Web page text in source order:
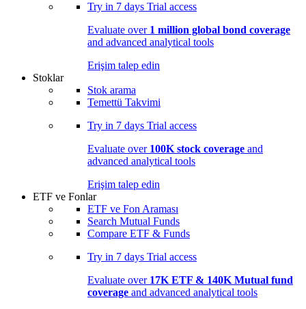
Try in 7 days Trial access
Evaluate over 1 million global bond coverage
and advanced analytical tools
Erişim talep edin
Stoklar
Stok arama
Temettü Takvimi
Try in 7 days Trial access
Evaluate over 100K stock coverage and
advanced analytical tools
Erişim talep edin
ETF ve Fonlar
ETF ve Fon Araması
Search Mutual Funds
Compare ETF & Funds
Try in 7 days Trial access
Evaluate over 17K ETF & 140K Mutual fund
coverage and advanced analytical tools